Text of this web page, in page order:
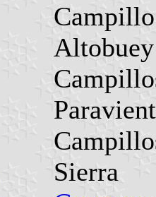
Altobuey
Sierra